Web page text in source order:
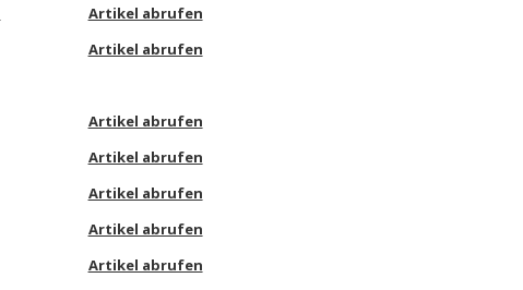
Artikel abrufen
Artikel abrufen
Artikel abrufen
Artikel abrufen
Artikel abrufen
Artikel abrufen
Artikel abrufen